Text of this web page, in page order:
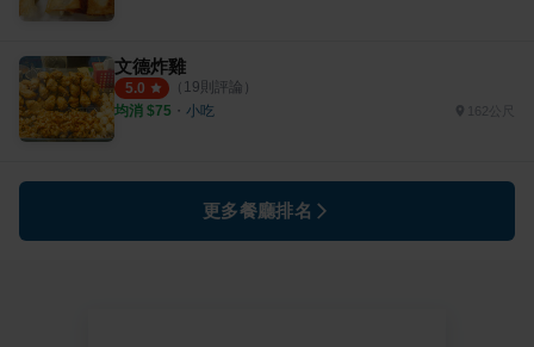
文德炸雞
5.0 （ 19則評論）
均消 $75 ・ 小吃
更多餐廳排名